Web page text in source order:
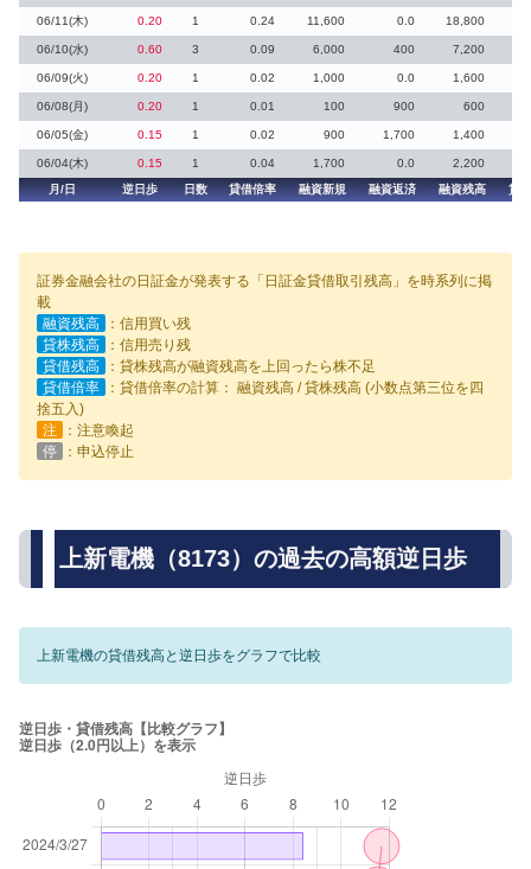
06/11(木) 0.20 1 0.24 11,600 0.0 18,800
06/10(水) 0.60 3 0.09 6,000 400 7,200
06/09(火) 0.20 1 0.02 1,000 0.0 1,600
06/08(月) 0.20 1 0.01 100 900 600
06/05(金) 0.15 1 0.02 900 1,700 1,400
06/04(木) 0.15 1 0.04 1,700 0.0 2,200
月/日
逆日歩 日数 貸借倍率 融資新規 融資返済 融資残高 貸
証券金融会社の日証金が発表する「日証金貸借取引残高」を時系列に掲
載
融資残高
：信用買い残
貸株残高
：信用売り残
貸借残高
：貸株残高が融資残高を上回ったら株不足
貸借倍率
：貸借倍率の計算： 融資残高 / 貸株残高 (小数点第三位を四
捨五入)
注
：注意喚起
停
：申込停止
上新電機（8173）の過去の高額逆日歩
上新電機の貸借残高と逆日歩をグラフで比較